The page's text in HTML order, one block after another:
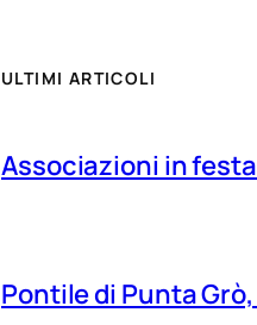
ULTIMI ARTICOLI
Associazioni in
Pontile di Punta